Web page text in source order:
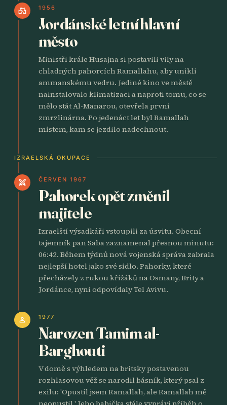
castle 1956
Jordánské letní hlavní
město
Ministři krále Husajna si postavili vily na
chladných pahorcích Ramallahu, aby unikli
ammanskému vedru. Jediné kino ve městě
nainstalovalo klimatizaci a naproti tomu, co se
mělo stát Al-Manarou, otevřela první
zmrzlinárna. Po jedenáct let byl Ramallah
místem, kam se jezdilo nadechnout.
IZRAELSKÁ OKUPACE
swords ČERVEN 1967
Pahorek opět změnil
majitele
Izraelští výsadkáři vstoupili za úsvitu. Obecní
tajemník pan Saba zaznamenal přesnou minutu:
06:42. Během týdnů nová vojenská správa zabrala
nejlepší hotel jako své sídlo. Pahorky, které
přecházely z rukou křižáků na Osmany, Brity a
Jordánce, nyní odpovídaly Tel Avivu.
person 1977
Narozen Tamim al-
Barghouti
V domě s výhledem na britsky postavenou
rozhlasovou věž se narodil básník, který psal z
exilu: 'Opustil jsem Ramallah, ale Ramallah mě